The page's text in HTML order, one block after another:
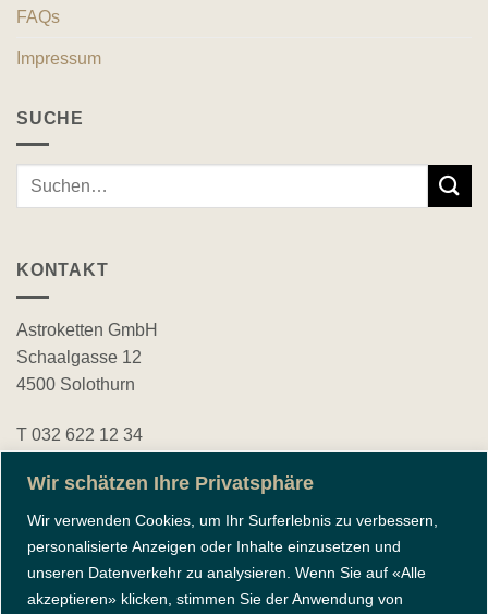
Wir schätzen Ihre Privatsphäre
Wir verwenden Cookies, um Ihr Surferlebnis zu verbessern,
personalisierte Anzeigen oder Inhalte einzusetzen und
unseren Datenverkehr zu analysieren. Wenn Sie auf «Alle
akzeptieren» klicken, stimmen Sie der Anwendung von
FAQs
Impressum
SUCHE
Suche
KONTAKT
Astroketten GmbH
Schaalgasse 12
4500 Solothurn
T 032 622 12 34
FOLGE UNS
instagramfacebook